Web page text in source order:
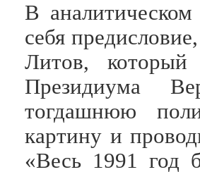
В аналитическом
себя
Литов,
Президиума
тогдашнюю
картину и
«Весь 1991 год